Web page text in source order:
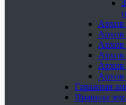
Архив
Архив
Архив
Архив
Архив
Архив
Гаражная
Правила